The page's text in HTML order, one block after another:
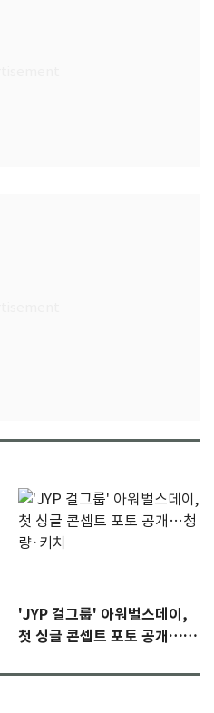
'JYP 걸그룹' 아워벌스데이,
첫 싱글 콘셉트 포토 공개…청